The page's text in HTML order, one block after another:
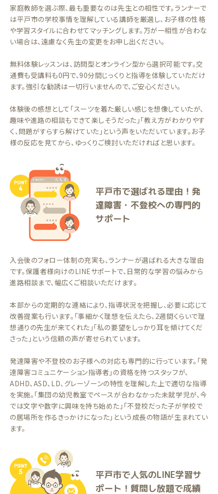
家庭教師を選ぶ際、最も重要なのは先生との相性です。ランナーで
は平戸市の学校事情を理解している講師を厳選し、お子様の性格
や学習スタイルに合わせてマッチングします。万が一相性が合わな
い場合は、遠慮なく先生の変更をお申し出ください。
無料体験レッスンは、訪問型とオンライン型から選択可能です。交
通費も受講料も0円で、90分間じっくりと指導を体験していただけ
ます。強引な勧誘は一切行いませんので、ご安心ください。
体験後の感想として「スーツを着た厳しい感じを想像していたが、
趣味や進路の相談もできて楽しそうだった」「教え方がわかりやす
く、問題がすらすら解けていた」という声をいただいています。お子
様の反応を見てから、ゆっくりご検討いただければと思います。
平戸市で選ばれる理由！発
達障害・不登校への専門的
サポート
入会後のフォロー体制の充実も、ランナーが選ばれる大きな理由
です。保護者様向けのLINEサポートで、日常的な学習の悩みから
進路相談まで、幅広くご相談いただけます。
本部からの定期的な連絡により、指導状況を把握し、必要に応じて
改善提案も行います。「事細かく理想を伝えたら、2週間くらいで理
想通りの先生が来てくれた」「私の要望をしっかり耳を傾けてくだ
さった」という信頼の声が寄せられています。
発達障害や不登校のお子様への対応も専門的に行っています。「発
達障害コミュニケーション指導者」の資格を持つスタッフが、
ADHD、ASD、LD、グレーゾーンの特性を理解した上で適切な指導
を実施。「集団の幼児教室でペースが合わなかった未就学児が、今
では文字や数字に興味を持ち始めた」「不登校だった子が学校で
の居場所を作るきっかけになった」という成長の物語が生まれてい
ます。
平戸市で人気のLINE学習サ
ポート！質問し放題で成績